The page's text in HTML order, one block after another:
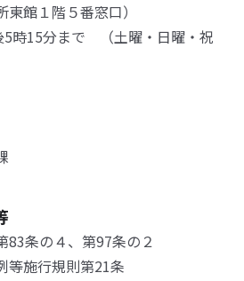
館１階５番窓口）
5時15分まで （土曜・日曜・祝
83条の４、第97条の２
等施行規則第21条